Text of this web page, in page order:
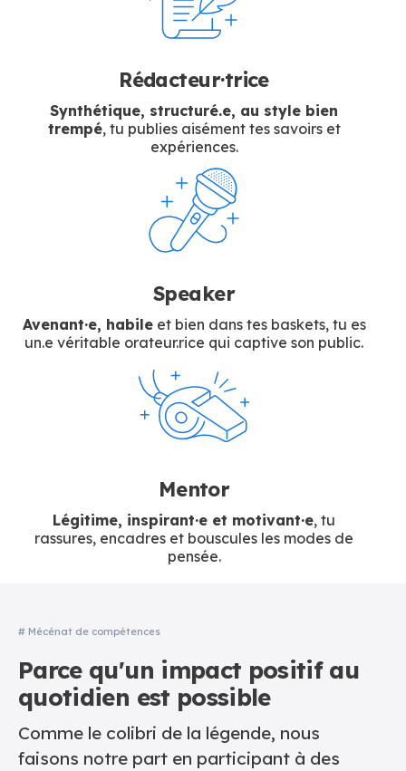
Rédacteur·trice
Synthétique, structuré.e, au style bien
trempé, tu publies aisément tes savoirs et
expériences.
Speaker
Avenant·e, habileet bien dans tes baskets, tu es
un.e véritable orateur.rice qui captive son public.
Mentor
Légitime, inspirant·e et motivant·e, tu
rassures, encadres et bouscules les modes de
pensée.
# Mécénat de compétences
Parce qu'un impact positif au
quotidien est possible
Comme le colibri de la légende, nous
faisons notre part en participant à des